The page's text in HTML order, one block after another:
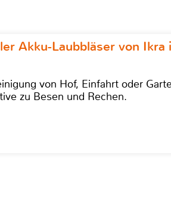
Akku-Laubbläser von
von Hof, Einfahrt oder
zu Besen und Rechen.